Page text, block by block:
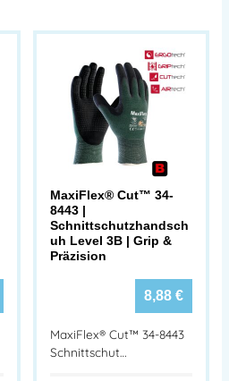
MaxiFlex® Cut™ 34-
8443 |
Schnittschutzhandsch
uh Level 3B | Grip &
Präzision
8,88 €
MaxiFlex® Cut™ 34-8443
Schnittschut…